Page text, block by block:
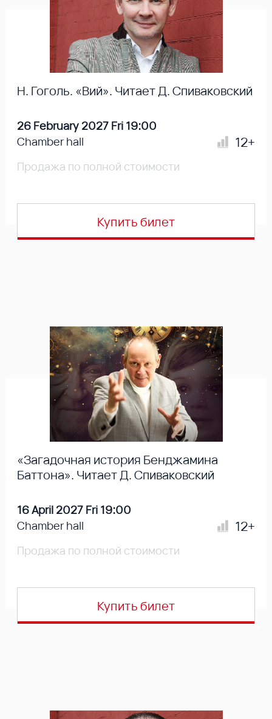
Н. Гоголь. «Вий». Читает Д. Спиваковский
26 February 2027 Fri 19:00
Chamber hall
12+
Продажа по полной стоимости
Купить билет
«Загадочная история Бенджамина
Баттона». Читает Д. Спиваковский
16 April 2027 Fri 19:00
Chamber hall
12+
Продажа по полной стоимости
Купить билет